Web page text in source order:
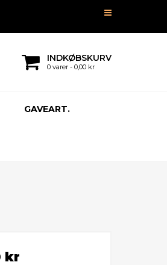
INDKØBSKURV
0 varer - 0,00 kr
GAVEART.
kr